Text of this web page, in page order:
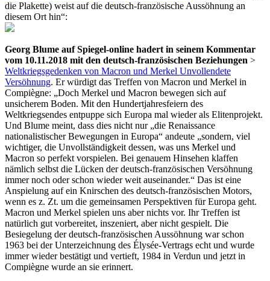
die Plakette) weist auf die deutsch-französische Aussöhnung an
diesem Ort hin“:
Georg Blume auf Spiegel-online hadert in seinem Kommentar
vom 10.11.2018 mit den deutsch-französischen Beziehungen >
Weltkriegsgedenken von Macron und Merkel Unvollendete
Versöhnung. Er würdigt das Treffen von Macron und Merkel in
Compiègne: „Doch Merkel und Macron bewegen sich auf
unsicherem Boden. Mit den Hundertjahresfeiern des
Weltkriegsendes entpuppe sich Europa mal wieder als Elitenprojekt.
Und Blume meint, dass dies nicht nur „die Renaissance
nationalistischer Bewegungen in Europa“ andeute „sondern, viel
wichtiger, die Unvollständigkeit dessen, was uns Merkel und
Macron so perfekt vorspielen. Bei genauem Hinsehen klaffen
nämlich selbst die Lücken der deutsch-französischen Versöhnung
immer noch oder schon wieder weit auseinander.“ Das ist eine
Anspielung auf ein Knirschen des deutsch-französischen Motors,
wenn es z. Zt. um die gemeinsamen Perspektiven für Europa geht.
Macron und Merkel spielen uns aber nichts vor. Ihr Treffen ist
natürlich gut vorbereitet, inszeniert, aber nicht gespielt. Die
Besiegelung der deutsch-französischen Aussöhnung war schon
1963 bei der Unterzeichnung des Élysée-Vertrags echt und wurde
immer wieder bestätigt und vertieft, 1984 in Verdun und jetzt in
Compiègne wurde an sie erinnert.